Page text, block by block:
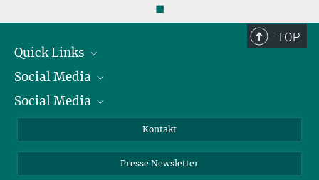
◼
TOP
Quick Links
Präsident
Zahlen und Fakten
Meldestelle Fehlverhalten
Social Media
Bluesky
TikTok
Social Media
Instagram
YouTube
Kontakt
Presse Newsletter